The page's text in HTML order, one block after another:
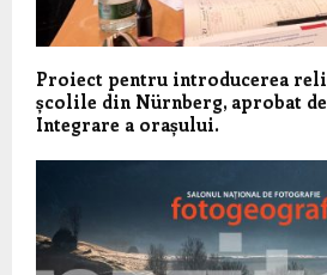
Proiect pentru introducerea
școlile din Nürnberg, aprobat
Integrare a orașului.